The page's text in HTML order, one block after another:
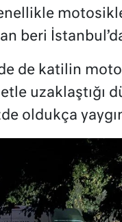
beri
de katilin
uzaklaştığı
oldukça